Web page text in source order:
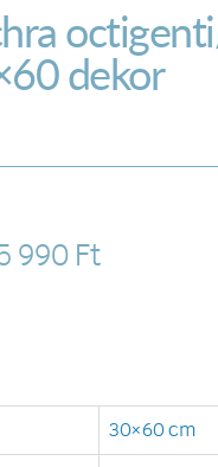
dekor
990 Ft
30×60 cm